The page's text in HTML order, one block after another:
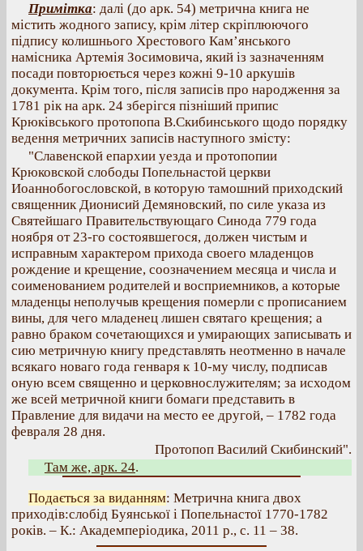
Примітка: далі (до арк. 54) метрична книга не
містить жодного запису, крім літер скріплюючого
підпису колишнього Хрестового Кам’янського
намісника Артемія Зосимовича, який із зазначенням
посади повторюється через кожні 9-10 аркушів
документа. Крім того, після записів про народження за
1781 рік на арк. 24 зберігся пізніший припис
Крюківського протопопа В.Скибинського щодо порядку
ведення метричних записів наступного змісту:
"Славенской епархии уезда и протопопии
Крюковской слободы Попельнастой церкви
Иоаннобогословской, в которую тамошний приходский
священник Дионисий Демяновский, по силе указа из
Святейшаго Правительствующаго Синода 779 года
ноября от 23-го состоявшегося, должен чистым и
исправным характером прихода своего младенцов
рождение и крещение, соозначением месяца и числа и
соименованием родителей и восприемников, а которые
младенцы неполучыв крещения померли с прописанием
вины, для чего младенец лишен святаго крещения; а
равно браком сочетающихся и умирающих записывать и
сию метричную книгу представлять неотменно в начале
всякаго новаго года генваря к 10-му числу, подписав
оную всем священно и церковнослужителям; за исходом
же всей метричной книги бомаги представить в
Правление для видачи на место ее другой, – 1782 года
февраля 28 дня.
Протопоп Василий Скибинский".
Там же, арк. 24.
Подається за виданням: Метрична книга двох
приходів:слобід Буянської і Попельнастої 1770-1782
років. – К.: Академперіодика, 2011 р., с. 11 – 38.